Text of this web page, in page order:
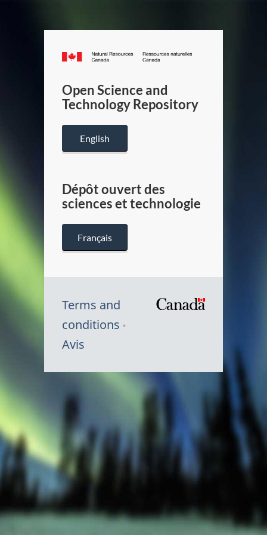
Canada.ca
/
Canada
Open Science and
Technology Repository
English
Dépôt ouvert des
sciences et technologie
Français
Terms and
conditions
Avis
Canada